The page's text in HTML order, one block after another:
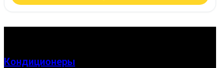
Кондиционеры